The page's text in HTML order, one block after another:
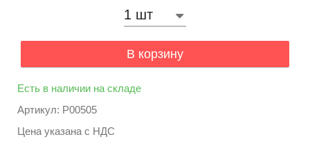
В корзину
Есть в наличии на складе
Артикул: P00505
Цена указана с НДС